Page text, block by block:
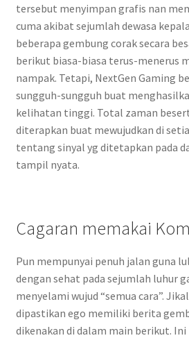
tersebut menyimpan grafis nan
cuma akibat sejumlah dewasa
beberapa gembung corak secara
berikut biasa-biasa terus-menerus
nampak. Tetapi, NextGen Gaming
sungguh-sungguh buat
kelihatan tinggi. Total zaman
diterapkan buat mewujudkan di
tentang sinyal yg ditetapkan pada
tampil nyata.
Cagaran memakai
Pun mempunyai penuh jalan guna
dengan sehat pada sejumlah luhur
menyelami wujud “semua cara”.
dipastikan ego memiliki berita
dikenakan di dalam main berikut.